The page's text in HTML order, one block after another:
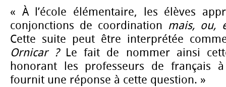
« À l’école élémentaire, les élèves
conjonctions de coordination mais, ou,
Cette suite peut être interprétée
Ornicar ? Le fait de nommer ainsi
honorant les professeurs de français
fournit une réponse à cette question. »